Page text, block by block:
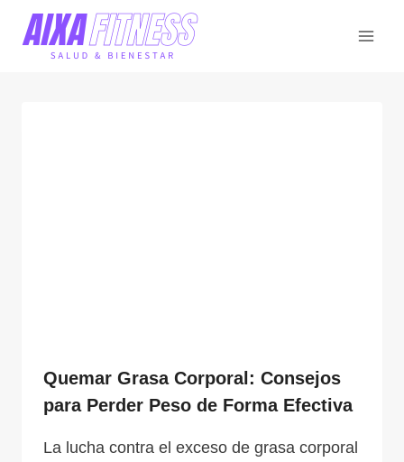
Saltar
contenido
Quemar Grasa Corporal: Consejos
para Perder Peso de Forma Efectiva
La lucha contra el exceso de grasa corporal